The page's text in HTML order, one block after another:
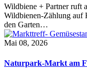
Wildbiene + Partner ruft
Wildbienen-Zählung auf
den Garten…
Mai 08, 2026
Naturpark-Markt am